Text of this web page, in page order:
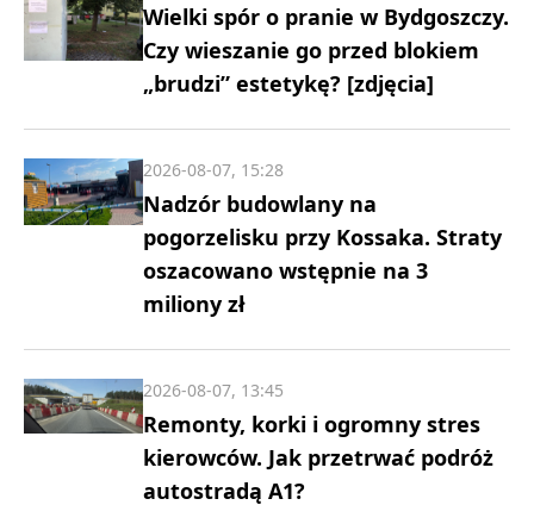
Wielki spór o pranie w Bydgoszczy.
Czy wieszanie go przed blokiem
„brudzi” estetykę? [zdjęcia]
Nadzór budowlany na
pogorzelisku przy Kossaka. Straty
oszacowano wstępnie na 3
miliony zł
2026-08-07, 15:28
Remonty, korki i ogromny stres
kierowców. Jak przetrwać podróż
autostradą A1?
2026-08-07, 13:45